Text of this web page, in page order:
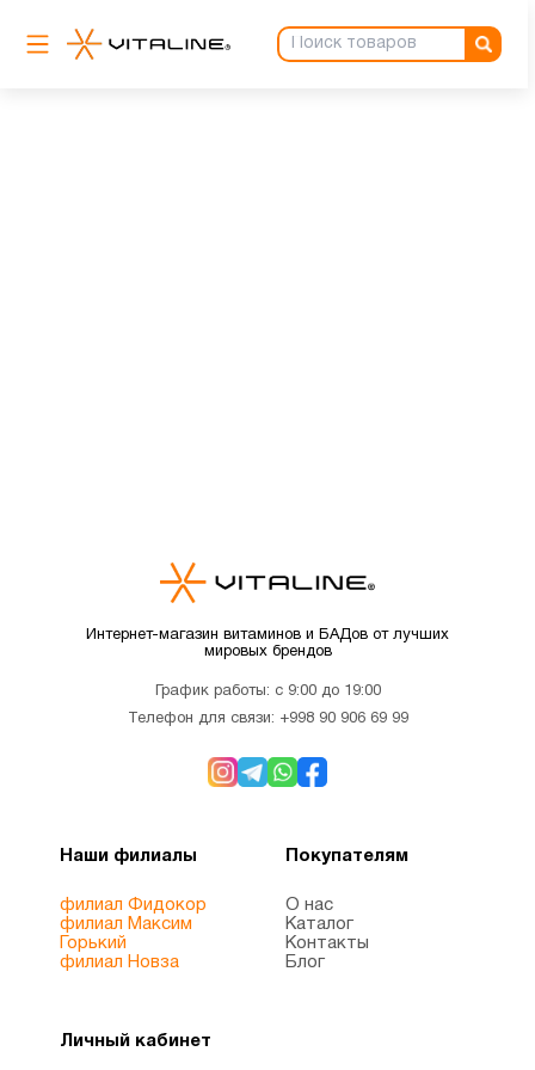
Интернет-магазин витаминов и БАДов от лучших
мировых брендов
График работы: с 9:00 до 19:00
Телефон для связи: +998 90 906 69 99
Наши филиалы
филиал Фидокор
филиал Максим
Горький
филиал Новза
Покупателям
О нас
Каталог
Контакты
Блог
Личный кабинет